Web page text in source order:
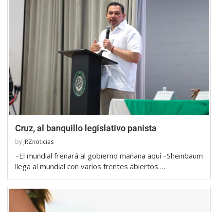
Cruz, al banquillo legislativo panista
by JRZnoticias
–El mundial frenará al gobierno mañana aquí –Sheinbaum
llega al mundial con varios frentes abiertos …